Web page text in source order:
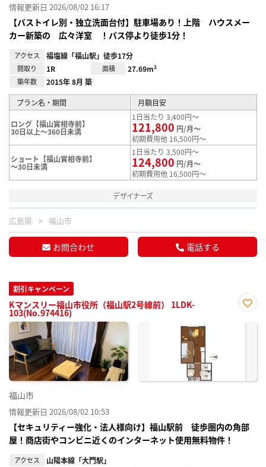
情報更新日 2026/08/02 16:17
【バストイレ別・独立洗面台付】駐車場あり！上階 ハウスメー
カー新築の 広々洋室 ！バス停より徒歩1分！
アクセス 福塩線「福山駅」徒歩17分
間取り 1R 面積 27.69m²
築年数 2015年 8月 築
プラン名・期間 月額目安
ロング【福山實相寺前】
30日以上～360日未満
1日当たり 3,400円～
121,800 円/月～
初期費用他 16,500円～
ショート【福山實相寺前】
～30日未満
1日当たり 3,500円～
124,800 円/月～
初期費用他 16,500円～
デザイナーズ
広島県 福山市
お問合わせ 電話する
割引キャンペーン
Kマンスリー福山市役所（福山駅2号線前） 1LDK-
103(No.974416)
に入
福山市
情報更新日 2026/08/02 10:53
【セキュリティー強化・法人様向け】福山駅前 徒歩圏内の角部
屋！商店街やコンビニ近くのインターネット使用無料物件！
アクセス 山陽本線「大門駅」